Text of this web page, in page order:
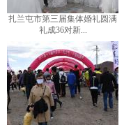
扎兰屯市第三届集体婚礼圆满
礼成36对新...